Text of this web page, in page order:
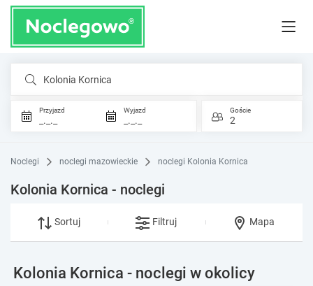
Kolonia Kornica
Przyjazd
_._._
Wyjazd
_._._
Goście
2
Noclegi noclegi mazowieckie noclegi Kolonia Kornica
Kolonia Kornica - noclegi
Sortuj Filtruj Mapa
Kolonia Kornica - noclegi w okolicy